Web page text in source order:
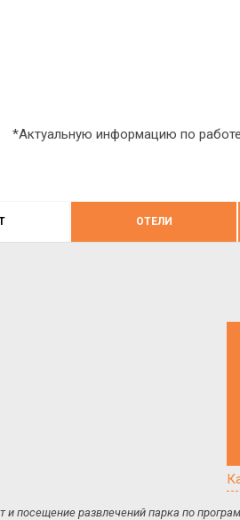
*Актуальную информацию по
ОТЕЛИ
и посещение развлечений парка по